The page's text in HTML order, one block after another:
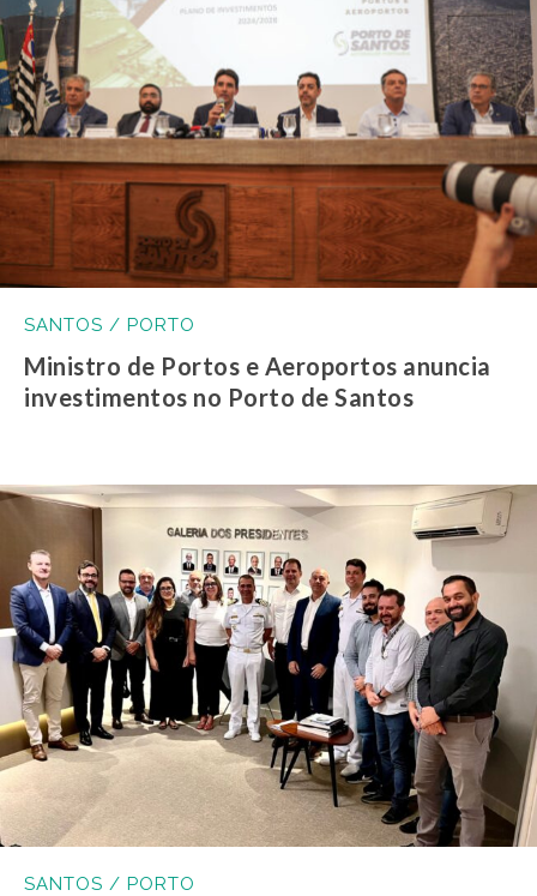
SANTOS / PORTO
Ministro de Portos e Aeroportos anuncia
investimentos no Porto de Santos
SANTOS / PORTO